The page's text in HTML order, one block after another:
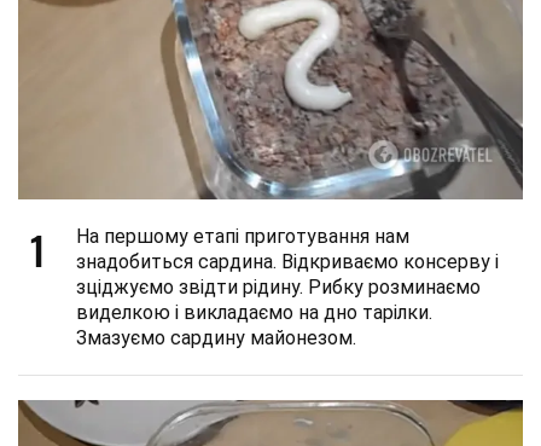
1
На першому етапі приготування нам
знадобиться сардина. Відкриваємо консерву і
зціджуємо звідти рідину. Рибку розминаємо
виделкою і викладаємо на дно тарілки.
Змазуємо сардину майонезом.